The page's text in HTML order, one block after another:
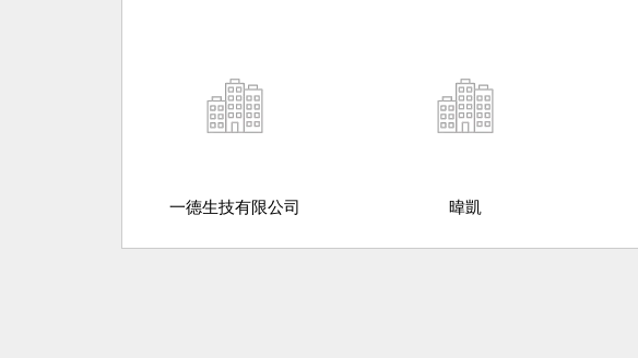
一德生技有限公司 暐凱